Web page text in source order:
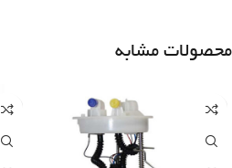
محصولات مشابه